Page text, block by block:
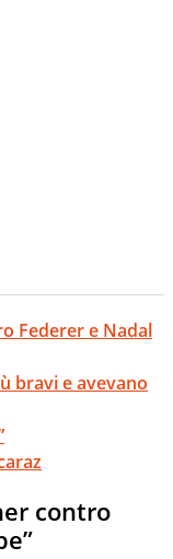
Federer e Nadal
bravi e avevano
contro